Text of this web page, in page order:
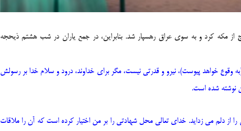
از مکه کرد و به سوی عراق رهسپار شد. بنابراین، در جمع یاران در شب هشتم ذیحجه
خواهد پیوست)، نیرو و قدرتی نیست، مگر برای خداوند، درود و سلام خدا بر رسولش
نوشته شده است.
از دلم می زداید. خدای تعالی محل شهادتی را بر من اختیار کرده است که آن را ملاقات